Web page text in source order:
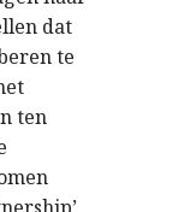
dat
te
ten